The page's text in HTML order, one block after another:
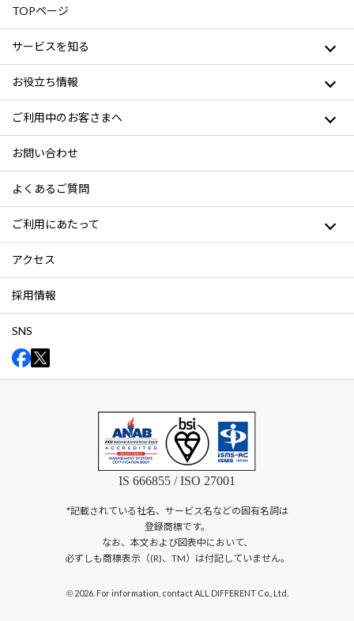
TOPページ
サービスを知る
お役立ち情報
ご利用中のお客さまへ
お問い合わせ
よくあるご質問
ご利用にあたって
アクセス
採用情報
SNS
IS 666855 / ISO 27001
*記載されている社名、サービス名などの固有名詞は
登録商標です。
なお、本文および図表中において、
必ずしも商標表示（(R)、TM）は付記していません。
©2026. For information, contact ALL DIFFERENT Co., Ltd.